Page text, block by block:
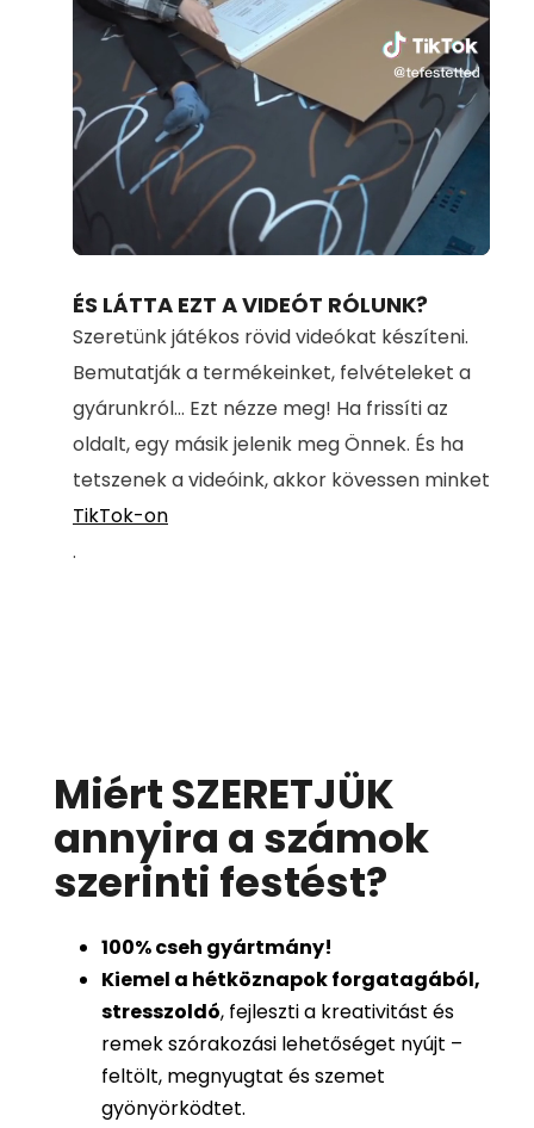
Unmute Loaded
ÉS LÁTTA EZT A VIDEÓT RÓLUNK?
Szeretünk játékos rövid videókat készíteni.
Bemutatják a termékeinket, felvételeket a
gyárunkról... Ezt nézze meg! Ha frissíti az
oldalt, egy másik jelenik meg Önnek. És ha
tetszenek a videóink, akkor kövessen minket
TikTok-on
.
Miért SZERETJÜK
annyira a számok
szerinti festést?
100%cseh gyártmány!
Kiemel a hétköznapok forgatagából,
stresszoldó, fejleszti a kreativitást és
remek szórakozási lehetőséget nyújt –
feltölt, megnyugtat és szemet
gyönyörködtet.